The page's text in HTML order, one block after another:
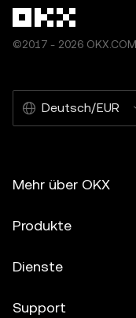
©2017 - 2026 OKX.COM
Deutsch/EUR
Mehr über OKX
Produkte
Dienste
Support